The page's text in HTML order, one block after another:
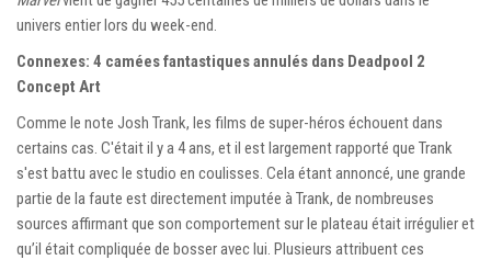
univers entier lors du week-end.
Connexes: 4 camées fantastiques annulés dans Deadpool 2
Concept Art
Comme le note Josh Trank, les films de super-héros échouent dans
certains cas. C'était il y a 4 ans, et il est largement rapporté que Trank
s'est battu avec le studio en coulisses. Cela étant annoncé, une grande
partie de la faute est directement imputée à Trank, de nombreuses
sources affirmant que son comportement sur le plateau était irrégulier et
qu’il était compliquée de bosser avec lui. Plusieurs attribuent ces